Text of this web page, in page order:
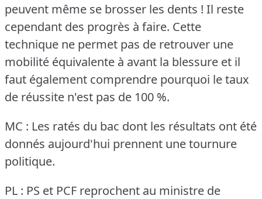
peuvent même se brosser les dents ! Il reste
cependant des progrès à faire. Cette
technique ne permet pas de retrouver une
mobilité équivalente à avant la blessure et il
faut également comprendre pourquoi le taux
de réussite n'est pas de 100 %.
MC : Les ratés du bac dont les résultats ont été
donnés aujourd'hui prennent une tournure
politique.
PL : PS et PCF reprochent au ministre de